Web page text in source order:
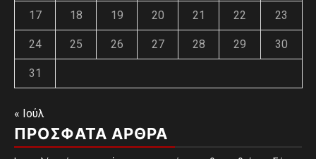
17 18 19 20 21 22 23
24 25 26 27 28 29 30
31
« Ιούλ
ΠΡΌΣΦΑΤΑ ΆΡΘΡΑ